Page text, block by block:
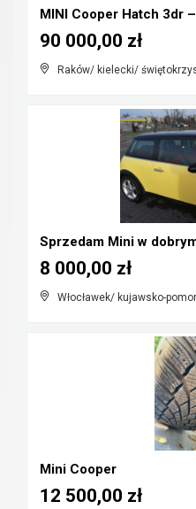
MINI Cooper Hatch 3dr
Raków/ kielecki/
90 000,00 zł
Sprzedam Mini w
Włocławek/ kujawsko-
8 000,00 zł
Mini Cooper
12 500,00 zł